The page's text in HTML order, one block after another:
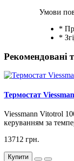
Умови
*
*
Рекомендовані
Термостат
Viessmann Vitotrol
керуванням за
13712 грн.
Купити